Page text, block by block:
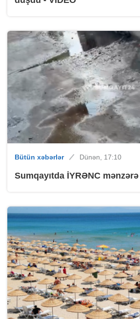
Bütün xəbərlər Dünən, 17:10
Sumqayıtda İYRƏNC